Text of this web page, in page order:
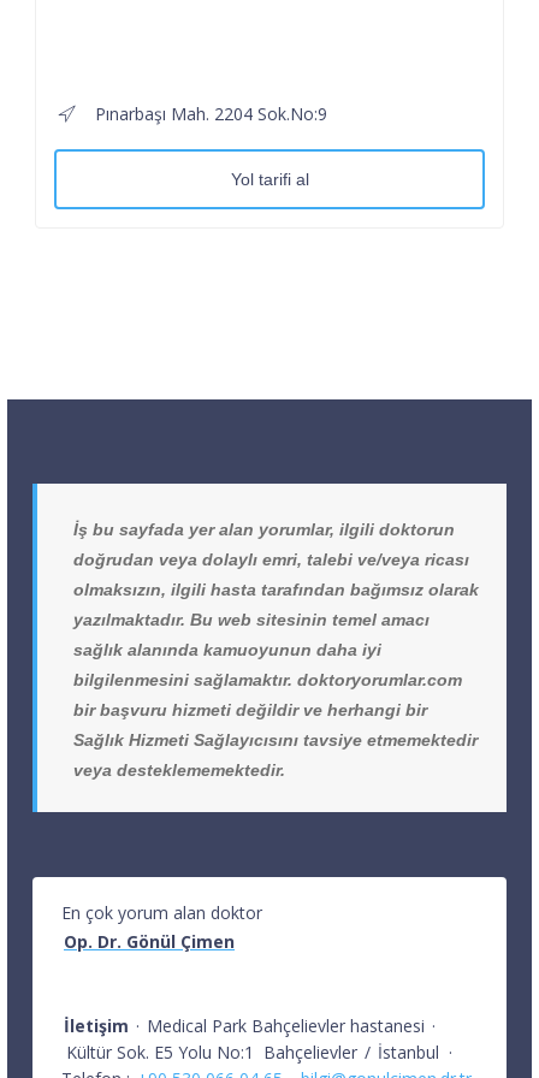
Pınarbaşı Mah. 2204 Sok.No:9
Yol tarifi al
İş bu sayfada yer alan yorumlar, ilgili doktorun
doğrudan veya dolaylı emri, talebi ve/veya ricası
olmaksızın, ilgili hasta tarafından bağımsız olarak
yazılmaktadır. Bu web sitesinin temel amacı
sağlık alanında kamuoyunun daha iyi
bilgilenmesini sağlamaktır. doktoryorumlar.com
bir başvuru hizmeti değildir ve herhangi bir
Sağlık Hizmeti Sağlayıcısını tavsiye etmemektedir
veya desteklememektedir.
En çok yorum alan doktor
Op. Dr. Gönül Çimen
İletişim · Medical Park Bahçelievler hastanesi ·
Kültür Sok. E5 Yolu No:1
Bahçelievler / İstanbul ·